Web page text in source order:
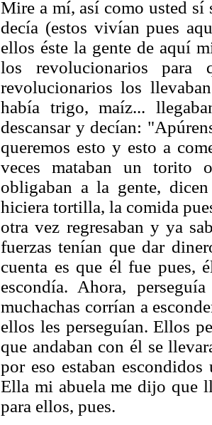
Mire a mí, así como usted sí
decía (estos vivían pues
ellos éste la gente de aquí
los revolucionarios
revolucionarios los
había trigo, maíz...
descansar y decían:
queremos esto y esto a
veces mataban un torito
obligaban a la gente,
hiciera tortilla, la comida
otra vez regresaban y ya
fuerzas tenían que dar
cuenta es que él fue pues,
escondía. Ahora,
muchachas corrían a
ellos les perseguían. Ellos
que andaban con él se
por eso estaban
Ella mi abuela me dijo que
para ellos, pues.